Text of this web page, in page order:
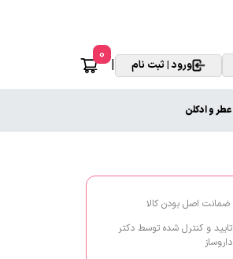
ورود | ثبت نام |
0
عطر و ادکلن
ضمانت اصل بودن کالا
تایید و کنترل شده توسط دکتر
داروساز